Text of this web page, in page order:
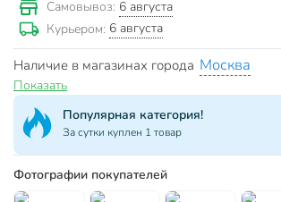
Самовывоз: 6 августа
Курьером: 6 августа
Наличие в магазинах города Москва
Показать
Популярная категория!
За сутки куплен 1 товар
Фотографии покупателей